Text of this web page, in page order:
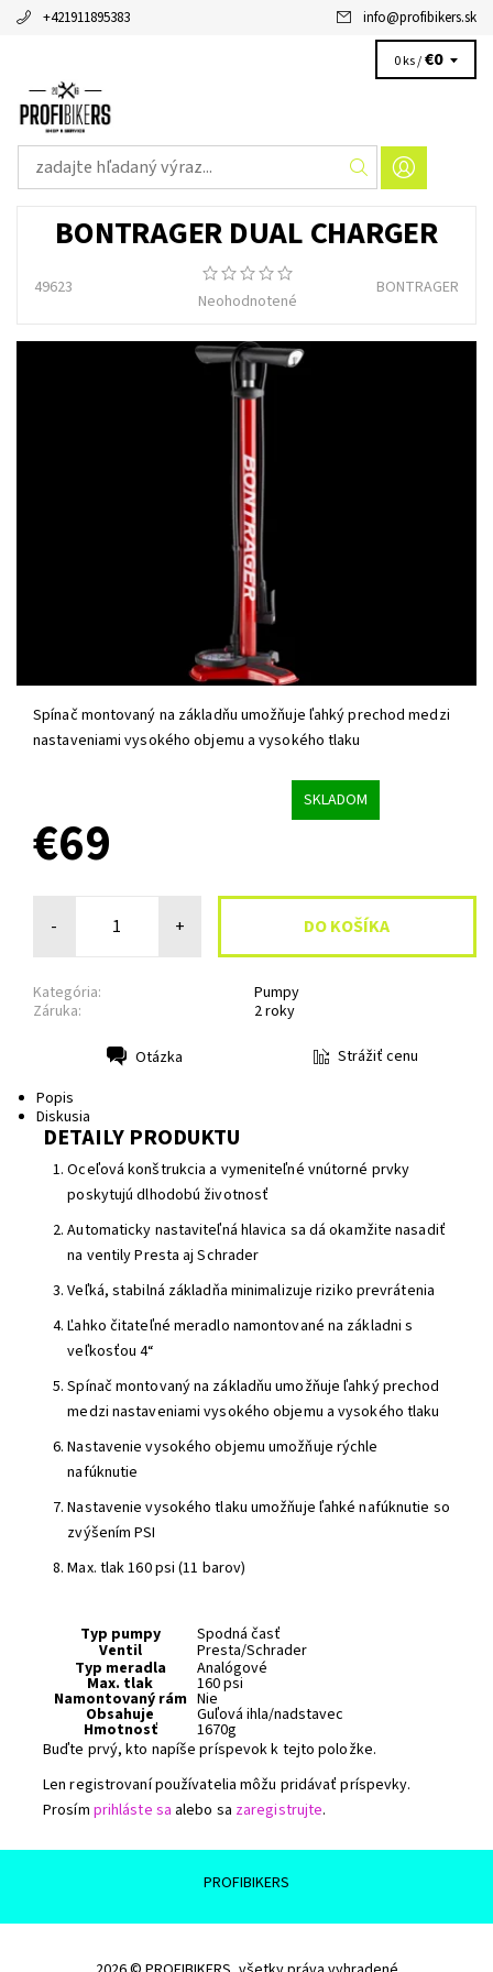
+421911895383 info@profibikers.sk
0 ks /€0
BONTRAGER DUAL CHARGER
49623
Neohodnotené
BONTRAGER
Spínač montovaný na základňu umožňuje ľahký prechod medzi
nastaveniami vysokého objemu a vysokého tlaku
SKLADOM
€69
- +
Kategória:
Pumpy
Záruka:
2 roky
Otázka
Strážiť cenu
Popis
Diskusia
DETAILY PRODUKTU
Oceľová konštrukcia a vymeniteľné vnútorné prvky
poskytujú dlhodobú životnosť
Automaticky nastaviteľná hlavica sa dá okamžite nasadiť
na ventily Presta aj Schrader
Veľká, stabilná základňa minimalizuje riziko prevrátenia
Ľahko čitateľné meradlo namontované na základni s
veľkosťou 4“
Spínač montovaný na základňu umožňuje ľahký prechod
medzi nastaveniami vysokého objemu a vysokého tlaku
Nastavenie vysokého objemu umožňuje rýchle
nafúknutie
Nastavenie vysokého tlaku umožňuje ľahké nafúknutie so
zvýšením PSI
Max. tlak 160 psi (11 barov)
Typ pumpy Spodná časť
Ventil
Presta/Schrader
Typ meradla
Analógové
Max. tlak 160 psi
Namontovaný rám Nie
Obsahuje Guľová ihla/nadstavec
Hmotnosť
1670g
Buďte prvý, kto napíše príspevok k tejto položke.
Len registrovaní používatelia môžu pridávať príspevky.
Prosím prihláste sa alebo sa zaregistrujte.
PROFIBIKERS